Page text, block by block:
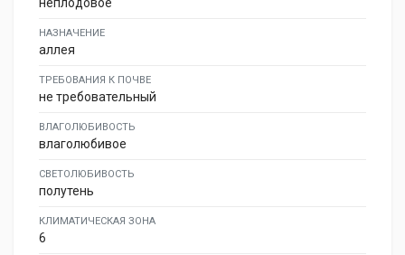
НАЗНАЧЕНИЕ
аллея
ТРЕБОВАНИЯ К ПОЧВЕ
не требовательный
ВЛАГОЛЮБИВОСТЬ
влаголюбивое
СВЕТОЛЮБИВОСТЬ
полутень
КЛИМАТИЧЕСКАЯ ЗОНА
6